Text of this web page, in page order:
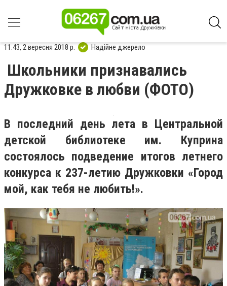
11:43, 2 вересня 2018 р. Надійне джерело
Школьники признавались
Дружковке в любви (ФОТО)
В последний день лета в Центральной
детской библиотеке им. Куприна
состоялось подведение итогов летнего
конкурса к 237-летию Дружковки «Город
мой, как тебя не любить!».